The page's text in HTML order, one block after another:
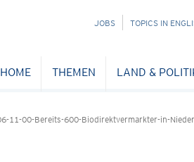
NAVIGATION
JOBS TOPICS IN
HOME THEMEN LAND &
11-00-Bereits-600-Biodirektvermarkter-in-